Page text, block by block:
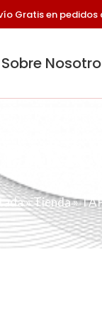
Gratis en
Sobre
»Tienda»